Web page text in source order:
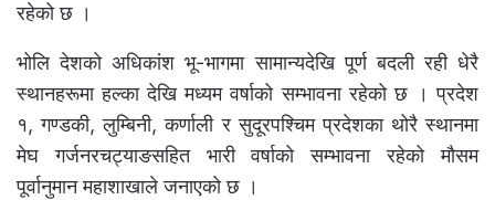
रहेको छ ।
भोलि देशको अधिकांश भू-भागमा सामान्यदेखि पूर्ण बदली रही धेरै
स्थानहरूमा हल्का देखि मध्यम वर्षाको सम्भावना रहेको छ । प्रदेश
१, गण्डकी, लुम्बिनी, कर्णाली र सुदूरपश्चिम प्रदेशका थोरै स्थानमा
मेघ गर्जनरचट्याङसहित भारी वर्षाको सम्भावना रहेको मौसम
पूर्वानुमान महाशाखाले जनाएको छ ।